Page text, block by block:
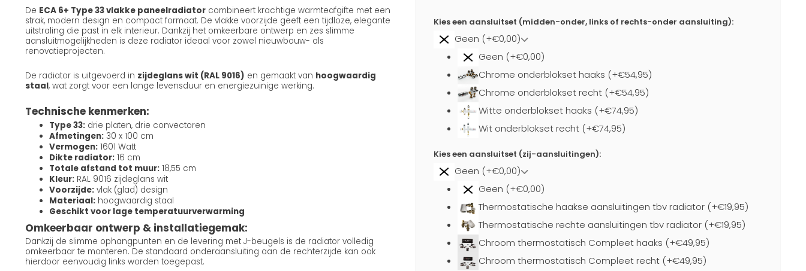
De ECA 6+ Type 33 vlakke paneelradiator combineert krachtige warmteafgifte met een
strak, modern design en compact formaat. De vlakke voorzijde geeft een tijdloze, elegante
uitstraling die past in elk interieur. Dankzij het omkeerbare ontwerp en zes slimme
aansluitmogelijkheden is deze radiator ideaal voor zowel nieuwbouw- als
renovatieprojecten.
De radiator is uitgevoerd in zijdeglans wit (RAL 9016) en gemaakt van hoogwaardig
staal, wat zorgt voor een lange levensduur en energiezuinige werking.
Technische kenmerken:
Type 33: drie platen, drie convectoren
Afmetingen: 30 x 100 cm
Vermogen: 1601 Watt
Dikte radiator: 16 cm
Totale afstand tot muur: 18,55 cm
Kleur: RAL 9016 zijdeglans wit
Voorzijde: vlak (glad) design
Materiaal: hoogwaardig staal
Geschikt voor lage temperatuurverwarming
Omkeerbaar ontwerp & installatiegemak:
Dankzij de slimme ophangpunten en de levering met J-beugels is de radiator volledig
omkeerbaar te monteren. De standaard onderaansluiting aan de rechterzijde kan ook
hierdoor eenvoudig links worden toegepast.
Kies een aansluitset (midden-onder, links of rechts-onder aansluiting):
Geen (+€0,00)
Geen (+€0,00)
Chrome onderblokset haaks (+€54,95)
Chrome onderblokset recht (+€54,95)
Witte onderblokset haaks (+€74,95)
Wit onderblokset recht (+€74,95)
Kies een aansluitset (zij-aansluitingen):
Geen (+€0,00)
Geen (+€0,00)
Thermostatische haakse aansluitingen tbv radiator (+€19,95)
Thermostatische rechte aansluitingen tbv radiator (+€19,95)
Chroom thermostatisch Compleet haaks (+€49,95)
Chroom thermostatisch Compleet recht (+€49,95)